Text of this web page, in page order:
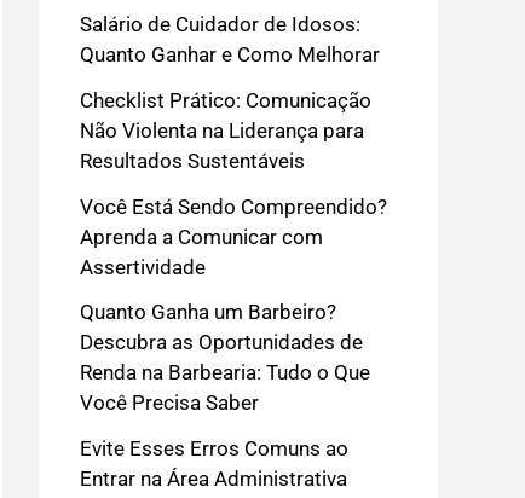
Salário de Cuidador de Idosos:
Quanto Ganhar e Como Melhorar
Checklist Prático: Comunicação
Não Violenta na Liderança para
Resultados Sustentáveis
Você Está Sendo Compreendido?
Aprenda a Comunicar com
Assertividade
Quanto Ganha um Barbeiro?
Descubra as Oportunidades de
Renda na Barbearia: Tudo o Que
Você Precisa Saber
Evite Esses Erros Comuns ao
Entrar na Área Administrativa